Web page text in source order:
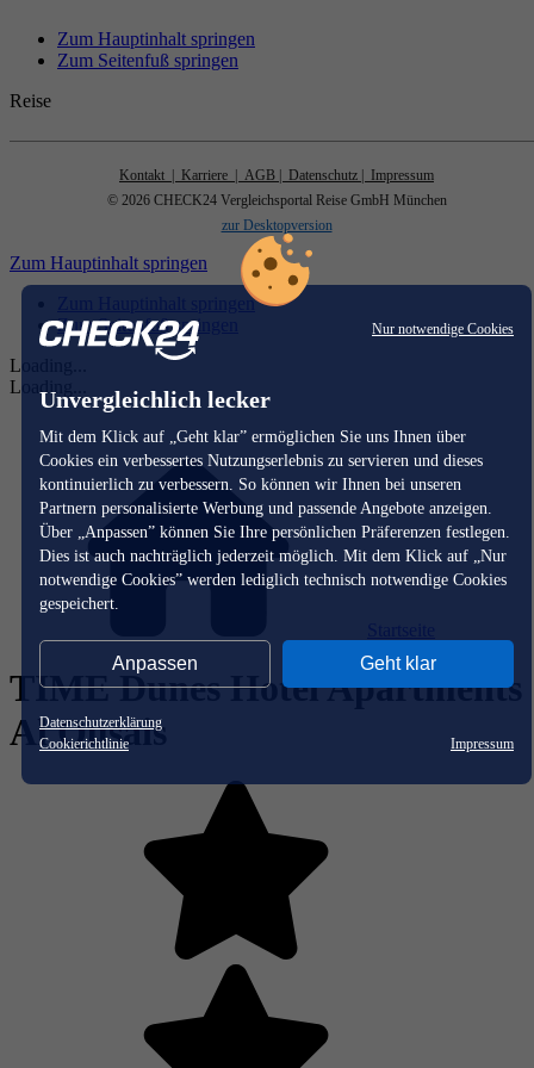
Nur notwendige Cookies
Unvergleichlich lecker
Mit dem Klick auf „Geht klar” ermöglichen Sie uns Ihnen über
Cookies ein verbessertes Nutzungserlebnis zu servieren und dieses
kontinuierlich zu verbessern. So können wir Ihnen bei unseren
Partnern personalisierte Werbung und passende Angebote anzeigen.
Über „Anpassen” können Sie Ihre persönlichen Präferenzen festlegen.
Dies ist auch nachträglich jederzeit möglich. Mit dem Klick auf „Nur
notwendige Cookies” werden lediglich technisch notwendige Cookies
gespeichert.
Anpassen Geht klar
Datenschutzerklärung
Cookierichtlinie
Impressum
Zum Hauptinhalt springen
Zum Seitenfuß springen
Reise
Kontakt | Karriere | AGB | Datenschutz
| Impressum
© 2026 CHECK24 Vergleichsportal Reise GmbH München
zur Desktopversion
Zum Hauptinhalt springen
Zum Hauptinhalt springen
Zum Seitenfuß springen
Loading...
Loading...
TIME Dunes Hotel Apartments
Al Qusais